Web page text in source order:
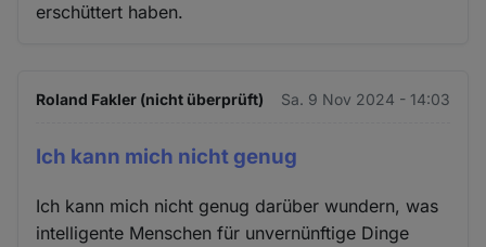
erschüttert haben.
Roland Fakler (nicht überprüft) Sa. 9 Nov 2024 - 14:03
Ich kann mich nicht genug
Ich kann mich nicht genug darüber wundern, was
intelligente Menschen für unvernünftige Dinge
und